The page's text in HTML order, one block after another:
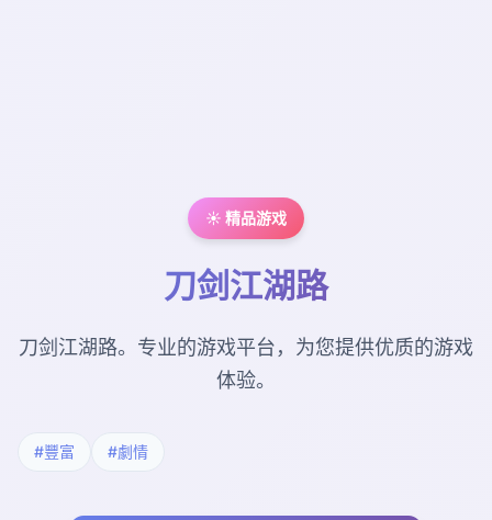
☀️ 精品游戏
刀剑江湖路
刀剑江湖路。专业的游戏平台，为您提供优质的游戏
体验。
#豐富 #劇情